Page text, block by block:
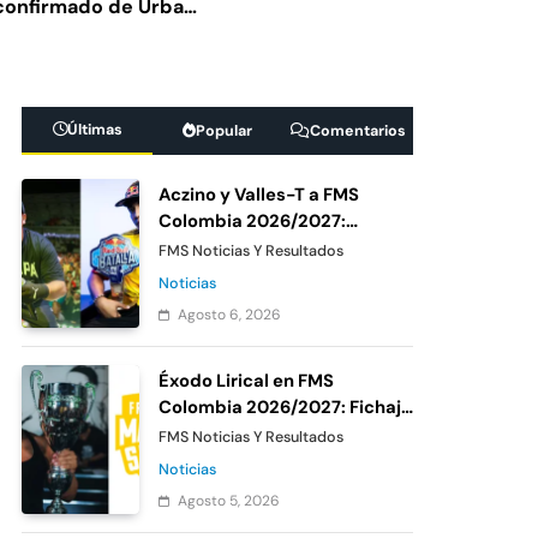
de Urban
la votación oficial
Últimas Popular Comentarios
Aczino y Valles-T a FMS
Colombia 2026/2027:
Confirmación oficial de
Urban Roosters
FMS Noticias Y Resultados
Noticias
Agosto 6, 2026
Éxodo Lirical en FMS
Colombia 2026/2027: Fichaje
confirmado de Urban
Roosters
FMS Noticias Y Resultados
Noticias
Agosto 5, 2026